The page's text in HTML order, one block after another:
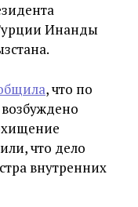
Инанды
, что по
что дело
внутренних